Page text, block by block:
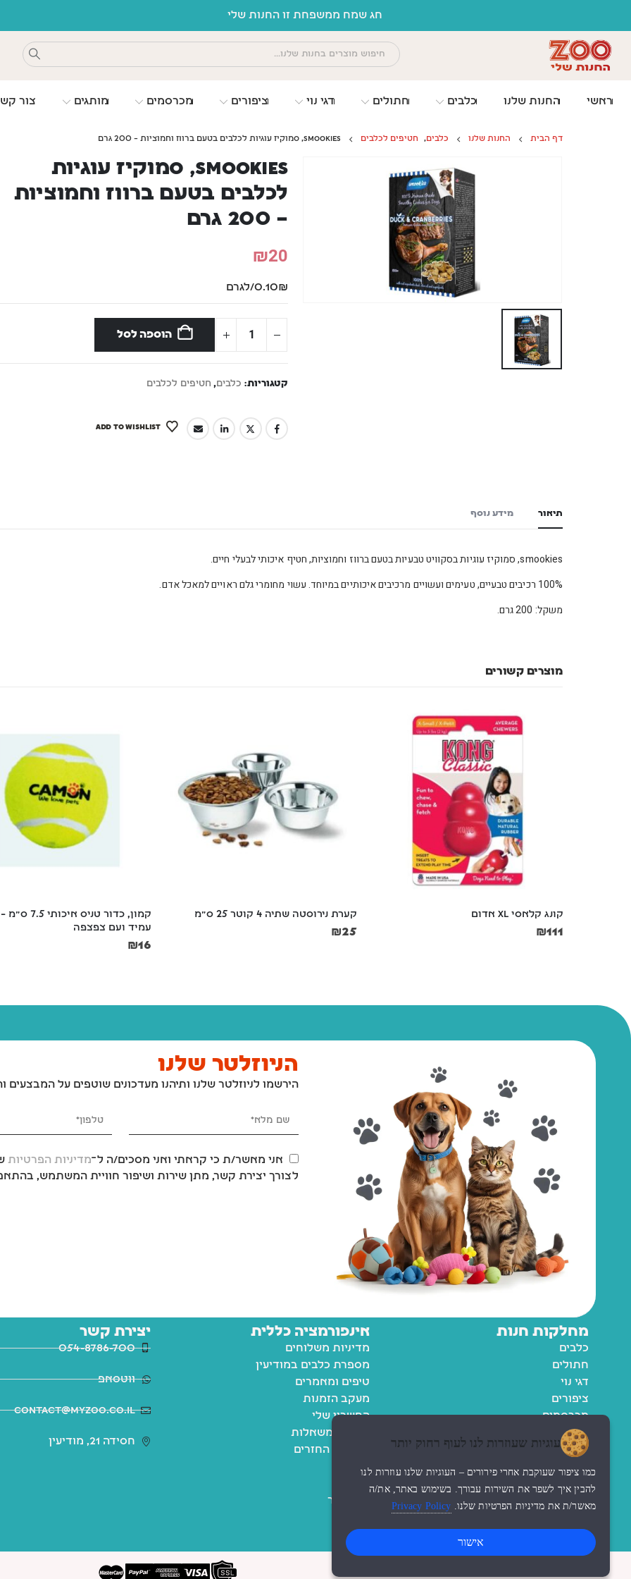
חג שמח ממשפחת זו החנות שלי
ראשי החנות שלנו כלבים חתולים דגי נוי ציפורים מכרסמים מותגים צור
דף הבית החנות שלנו כלבים, חטיפים לכלבים SMOOKIES, סמוקיז עוגיות לכלבים בטעם ברווז וחמוציות – 200 גרם
smookies, סמוקיז עוגיות
לכלבים בטעם ברווז וחמוציות
– 200 גרם
₪20
0.10₪/לגרם
הוספה לסל
קטגוריות: כלבים, חטיפים לכלבים
ADD TO WISHLIST
תיאור מידע נוסף
smookies, סמוקיז עוגיות בסקוויט טבעיות בטעם ברווז וחמוציות, חטיף איכותי לבעלי חיים.
100% רכיבים טבעיים, טעימים ועשויים מרכיבים איכותיים במיוחד. עשוי מחומרי גלם ראויים למאכל אדם.
משקל: 200 גרם.
מוצרים קשורים
קונג קלאסי XL אדום
₪111
קערת נירוסטה שתיה 4 קוטר 25 ס"מ
₪25
קמון, כדור טניס
עמיד ועם צפצפה
₪16
הניוזלטר שלנו
הירשמו לניוזלטר שלנו ותיהנו מעדכונים שוטפים על המבצעים
אני מאשר/ת כי קראתי ואני מסכים/ה ל־מדיניות הפרטיות
לצורך יצירת קשר, מתן שירות ושיפור חוויית המשתמש,
מחלקות חנות
כלבים
חתולים
דגי נוי
ציפורים
מכרסמים
אינפורמציה כללית
מדיניות משלוחים
מספרת כלבים במודיעין
טיפים ומאמרים
מעקב הזמנות
החשבון שלי
רשימת משאלות
מדיניות החזרים
תקנון
נגישות
צור קשר
יצירת קשר
054-8786-700
ווטסאפ
contact@myzoo.co.il
חסידה 21, מודיעין עוגיות שעוזרות לנו לעוף רחוק יותר
כמו ציפור שעוקבת אחרי פירורים – העוגיות שלנו עוזרות לנו
להבין איך לשפר את השירות עבורך. בשימוש באתר, את/ה
מאשר/ת את מדיניות הפרטיות שלנו. Privacy Policy
אישור